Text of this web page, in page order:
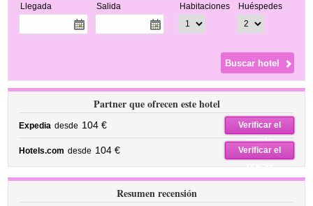
Llegada Salida Habitaciones Huéspedes
Partner que ofrecen este hotel
Expedia desde 104 €
Verificar el
precio
Hotels.com desde 104 €
Verificar el
precio
Resumen recensión